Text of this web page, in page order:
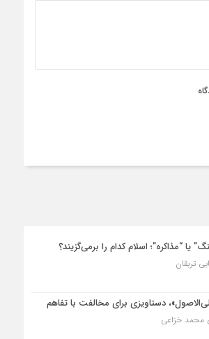
یا “مذاکره”؛ اسلام کدام را برمی‌گزیند؟
تربقان
دستاویزی برای مخالفت با تفاهم
محمد خزاعی